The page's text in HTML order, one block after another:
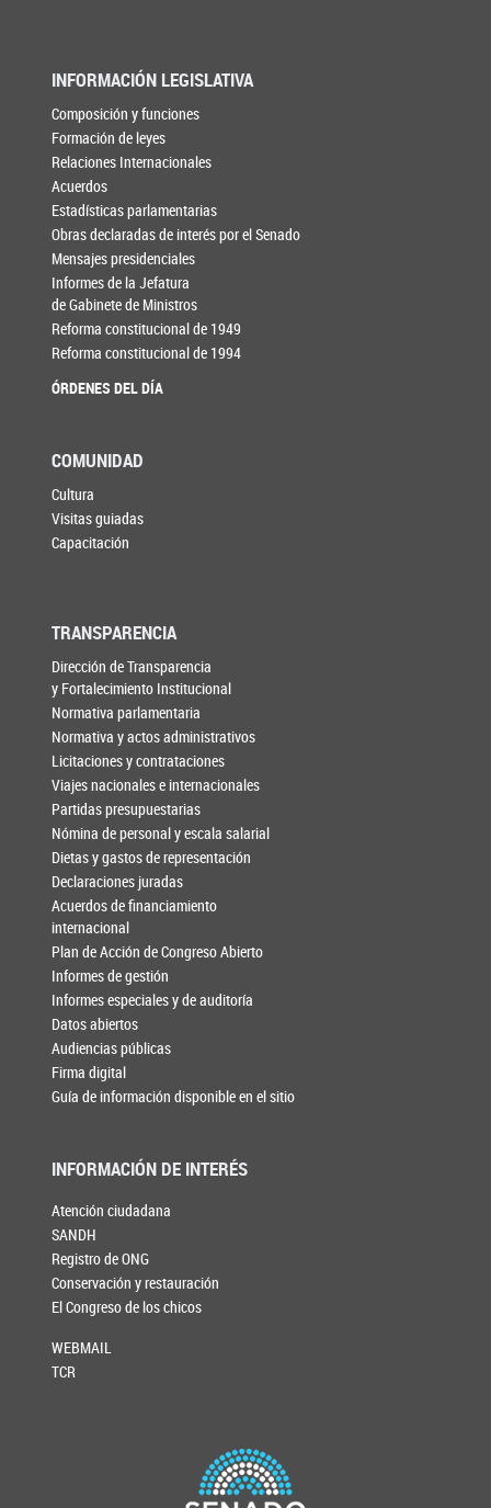
INFORMACIÓN LEGISLATIVA
Composición y funciones
Formación de leyes
Relaciones Internacionales
Acuerdos
Estadísticas parlamentarias
Obras declaradas de interés por el Senado
Mensajes presidenciales
Informes de la Jefatura
de Gabinete de Ministros
Reforma constitucional de 1949
Reforma constitucional de 1994
ÓRDENES DEL DÍA
COMUNIDAD
Cultura
Visitas guiadas
Capacitación
TRANSPARENCIA
Dirección de Transparencia
y Fortalecimiento Institucional
Normativa parlamentaria
Normativa y actos administrativos
Licitaciones y contrataciones
Viajes nacionales e internacionales
Partidas presupuestarias
Nómina de personal y escala salarial
Dietas y gastos de representación
Declaraciones juradas
Acuerdos de financiamiento
internacional
Plan de Acción de Congreso Abierto
Informes de gestión
Informes especiales y de auditoría
Datos abiertos
Audiencias públicas
Firma digital
Guía de información disponible en el sitio
INFORMACIÓN DE INTERÉS
Atención ciudadana
SANDH
Registro de ONG
Conservación y restauración
El Congreso de los chicos
WEBMAIL
TCR